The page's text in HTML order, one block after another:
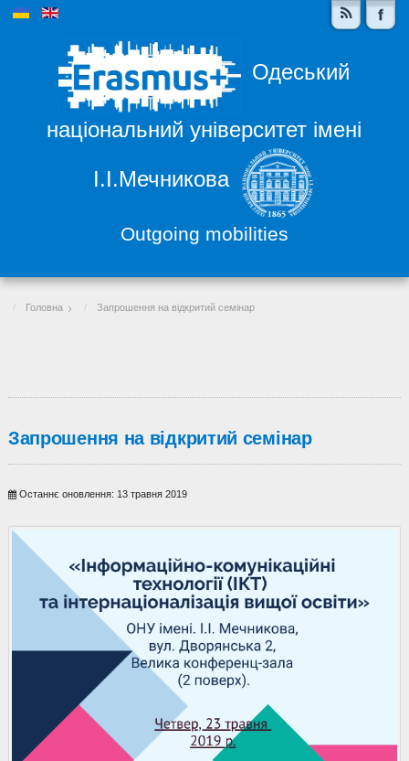
Одеський
національний університет імені
І.І.Мечникова
Outgoing mobilities
Головна Запрошення на відкритий семінар
Запрошення на відкритий семінар
Останнє оновлення: 13 травня 2019